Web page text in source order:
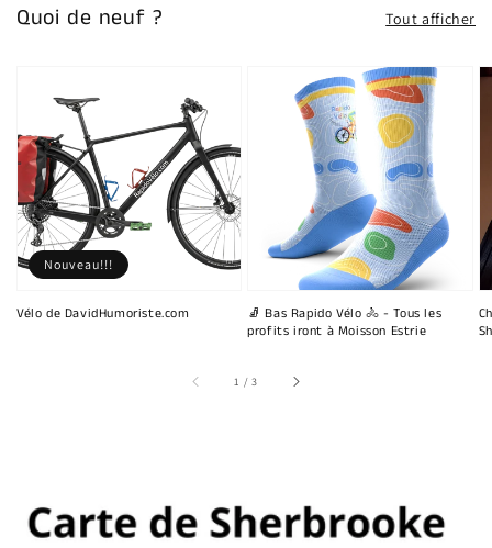
Quoi de neuf ? Tout afficher
Vélo de DavidHumoriste.com
Nouveau!!!
🧦 Bas Rapido Vélo 🚴 - Tous les
profits iront à Moisson Estrie
1 /sur
3